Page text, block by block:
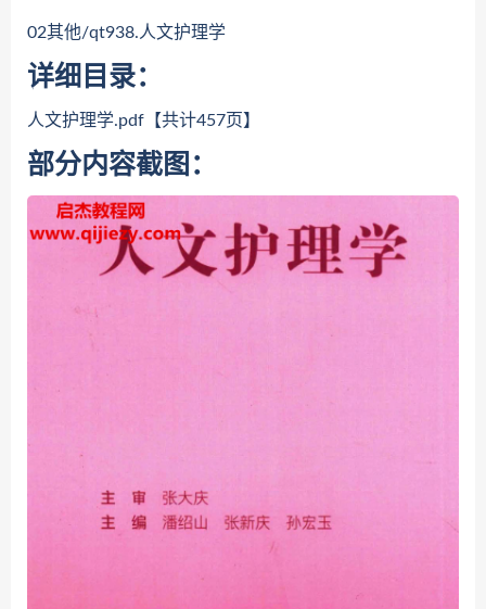
02其他/qt938.人文护理学
详细目录：
人文护理学.pdf【共计457页】
部分内容截图：